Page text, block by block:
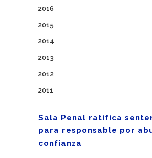
2016
2015
2014
2013
2012
2011
Sala Penal ratifica
para responsable por
confianza